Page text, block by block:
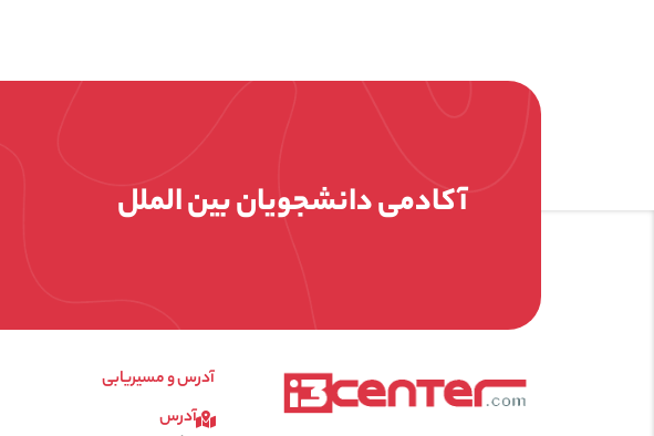
آکادمی دانشجویان بین الملل
آدرس و مسیریابی
آدرس